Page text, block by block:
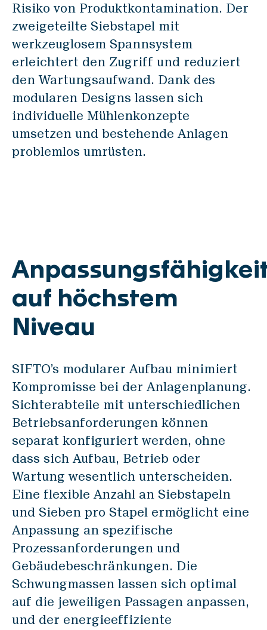
Risiko von Produktkontamination. Der
zweigeteilte Siebstapel mit
werkzeuglosem Spannsystem
erleichtert den Zugriff und reduziert
den Wartungsaufwand. Dank des
modularen Designs lassen sich
individuelle Mühlenkonzepte
umsetzen und bestehende Anlagen
problemlos umrüsten.
auf höchstem
Niveau
SIFTO’s modularer Aufbau minimiert
Kompromisse bei der Anlagenplanung.
Sichterabteile mit unterschiedlichen
Betriebsanforderungen können
separat konfiguriert werden, ohne
dass sich Aufbau, Betrieb oder
Wartung wesentlich unterscheiden.
Eine flexible Anzahl an Siebstapeln
und Sieben pro Stapel ermöglicht eine
Anpassung an spezifische
Prozessanforderungen und
Gebäudebeschränkungen. Die
Schwungmassen lassen sich optimal
auf die jeweiligen Passagen anpassen,
und der energieeffiziente
EFLAP
SCREW
WHEEL
BIGBA
FILTO
GLASS
PICUP
Automation
9050 Appenzell
Schweiz
Waldau 1
9230 Flawil
Disclaimer
Datenschutz
Impressum
DE